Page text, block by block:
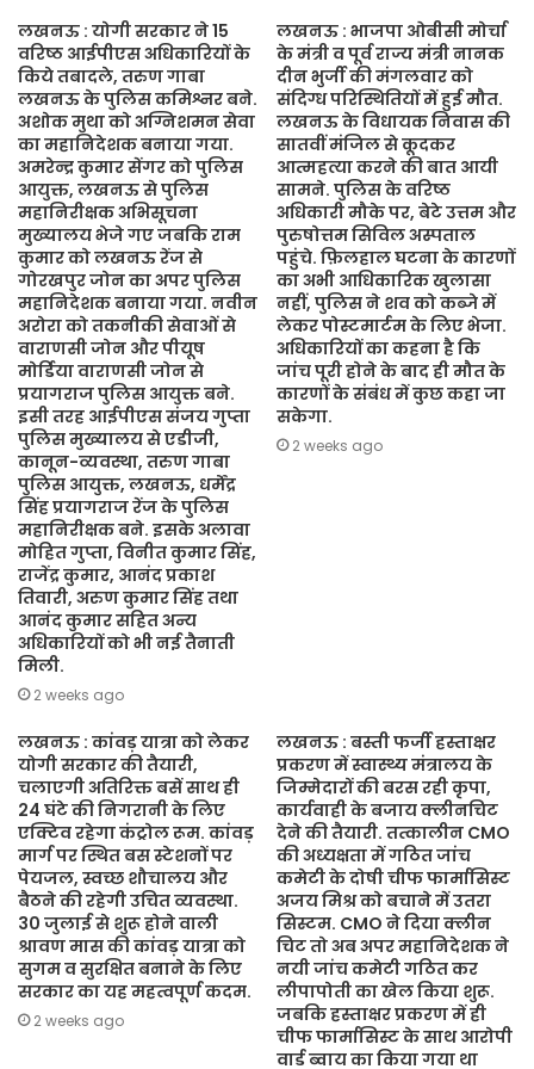
लखनऊ : योगी सरकार ने 15
वरिष्ठ आईपीएस अधिकारियों के
किये तबादले, तरुण गाबा
लखनऊ के पुलिस कमिश्नर बने.
अशोक मुथा को अग्निशमन सेवा
का महानिदेशक बनाया गया.
अमरेन्द्र कुमार सेंगर को पुलिस
आयुक्त, लखनऊ से पुलिस
महानिरीक्षक अभिसूचना
मुख्यालय भेजे गए जबकि राम
कुमार को लखनऊ रेंज से
गोरखपुर जोन का अपर पुलिस
महानिदेशक बनाया गया. नवीन
अरोरा को तकनीकी सेवाओं से
वाराणसी जोन और पीयूष
मोर्डिया वाराणसी जोन से
प्रयागराज पुलिस आयुक्त बने.
इसी तरह आईपीएस संजय गुप्ता
पुलिस मुख्यालय से एडीजी,
कानून-व्यवस्था, तरुण गाबा
पुलिस आयुक्त, लखनऊ, धर्मेंद्र
सिंह प्रयागराज रेंज के पुलिस
महानिरीक्षक बने. इसके अलावा
मोहित गुप्ता, विनीत कुमार सिंह,
राजेंद्र कुमार, आनंद प्रकाश
तिवारी, अरुण कुमार सिंह तथा
आनंद कुमार सहित अन्य
अधिकारियों को भी नई तैनाती
मिली.
2 weeks ago
लखनऊ : भाजपा ओबीसी मोर्चा
के मंत्री व पूर्व राज्य मंत्री नानक
दीन भुर्जी की मंगलवार को
संदिग्ध परिस्थितियों में हुई मौत.
लखनऊ के विधायक निवास की
सातवीं मंजिल से कूदकर
आत्महत्या करने की बात आयी
सामने. पुलिस के वरिष्ठ
अधिकारी मौके पर, बेटे उत्तम और
पुरुषोत्तम सिविल अस्पताल
पहुंचे. फ़िलहाल घटना के कारणों
का अभी आधिकारिक खुलासा
नहीं, पुलिस ने शव को कब्जे में
लेकर पोस्टमार्टम के लिए भेजा.
अधिकारियों का कहना है कि
जांच पूरी होने के बाद ही मौत के
कारणों के संबंध में कुछ कहा जा
सकेगा.
2 weeks ago
लखनऊ : कांवड़ यात्रा को लेकर
योगी सरकार की तैयारी,
चलाएगी अतिरिक्त बसें साथ ही
24 घंटे की निगरानी के लिए
एक्टिव रहेगा कंट्रोल रूम. कांवड़
मार्ग पर स्थित बस स्टेशनों पर
पेयजल, स्वच्छ शौचालय और
बैठने की रहेगी उचित व्यवस्था.
30 जुलाई से शुरू होने वाली
श्रावण मास की कांवड़ यात्रा को
सुगम व सुरक्षित बनाने के लिए
सरकार का यह महत्वपूर्ण कदम.
2 weeks ago
लखनऊ : बस्ती फर्जी हस्ताक्षर
प्रकरण में स्वास्थ्य मंत्रालय के
जिम्मेदारों की बरस रही कृपा,
कार्यवाही के बजाय क्लीनचिट
देने की तैयारी. तत्कालीन CMO
की अध्यक्षता में गठित जांच
कमेटी के दोषी चीफ फार्मासिस्ट
अजय मिश्र को बचाने में उतरा
सिस्टम. CMO ने दिया क्लीन
चिट तो अब अपर महानिदेशक ने
नयी जांच कमेटी गठित कर
लीपापोती का खेल किया शुरू.
जबकि हस्ताक्षर प्रकरण में ही
चीफ फार्मासिस्ट के साथ आरोपी
वार्ड ब्वाय का किया गया था